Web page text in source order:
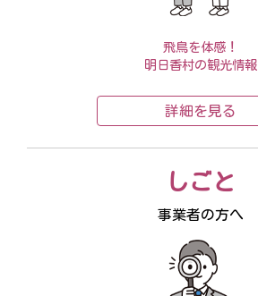
飛鳥を体感！
明日香村の観光情報
詳細を見る
しごと
事業者の方へ